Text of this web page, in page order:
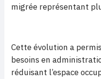
migrée représentant
Cette évolution a
besoins en
réduisant l’espace